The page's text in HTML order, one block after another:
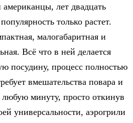
лет двадцать
только растет.
малогабаритная и
Всё что в ней делается
посудину, процесс полностью
вмешательства повара и
минуту, просто откинув
универсальности, аэрогрили